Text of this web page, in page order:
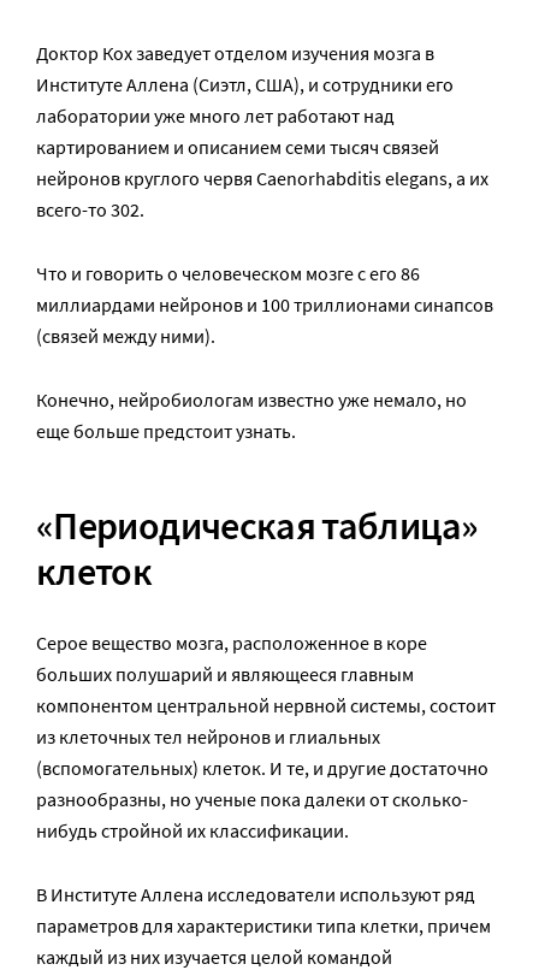
Доктор Кох заведует отделом изучения мозга в
Институте Аллена (Сиэтл, США), и сотрудники его
лаборатории уже много лет работают над
картированием и описанием семи тысяч связей
нейронов круглого червя Caenorhabditis elegans, а их
всего-то 302.
Что и говорить о человеческом мозге с его 86
миллиардами нейронов и 100 триллионами синапсов
(связей между ними).
Конечно, нейробиологам известно уже немало, но
еще больше предстоит узнать.
«Периодическая таблица»
клеток
Серое вещество мозга, расположенное в коре
больших полушарий и являющееся главным
компонентом центральной нервной системы, состоит
из клеточных тел нейронов и глиальных
(вспомогательных) клеток. И те, и другие достаточно
разнообразны, но ученые пока далеки от сколько-
нибудь стройной их классификации.
В Институте Аллена исследователи используют ряд
параметров для характеристики типа клетки, причем
каждый из них изучается целой командой